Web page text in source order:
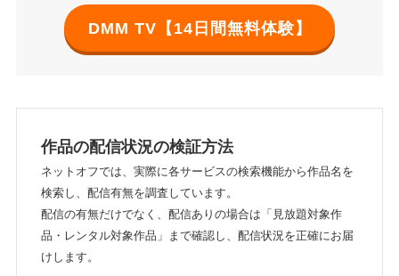
DMM TV【14日間無料体験】
作品の配信状況の検証方法
ネットオフでは、実際に各サービスの検索機能から作品名を
検索し、配信有無を調査しています。
配信の有無だけでなく、配信ありの場合は「見放題対象作
品・レンタル対象作品」まで確認し、配信状況を正確にお届
けします。